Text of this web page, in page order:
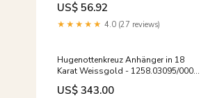
US$ 56.92
★★★★★ 4.0 (27 reviews)
Hugenottenkreuz Anhänger in 18
Karat Weissgold - 1258.03095/0001
weihnachts
US$ 343.00